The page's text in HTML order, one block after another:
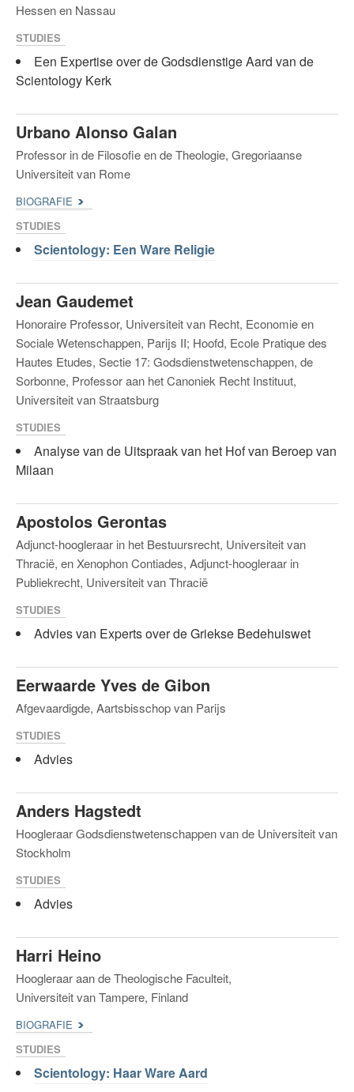
Hessen en Nassau
STUDIES
Een Expertise over de Godsdienstige Aard van de
Scientology Kerk
Urbano Alonso Galan
Professor in de Filosofie en de Theologie, Gregoriaanse
Universiteit van Rome
BIOGRAFIE
STUDIES
Scientology: Een Ware Religie
Jean Gaudemet
Honoraire Professor, Universiteit van Recht, Economie en
Sociale Wetenschappen, Parijs II; Hoofd, Ecole Pratique des
Hautes Etudes, Sectie 17: Godsdienstwetenschappen, de
Sorbonne, Professor aan het Canoniek Recht Instituut,
Universiteit van Straatsburg
STUDIES
Analyse van de Uitspraak van het Hof van Beroep van
Milaan
Apostolos Gerontas
Adjunct-hoogleraar in het Bestuursrecht, Universiteit van
Thracië, en Xenophon Contiades, Adjunct-hoogleraar in
Publiekrecht, Universiteit van Thracië
STUDIES
Advies van Experts over de Griekse Bedehuiswet
Eerwaarde Yves de Gibon
Afgevaardigde, Aartsbisschop van Parijs
STUDIES
Advies
Anders Hagstedt
Hoogleraar Godsdienstwetenschappen van de Universiteit van
Stockholm
STUDIES
Advies
Harri Heino
Hoogleraar aan de Theologische Faculteit,
Universiteit van Tampere, Finland
BIOGRAFIE
STUDIES
Scientology: Haar Ware Aard